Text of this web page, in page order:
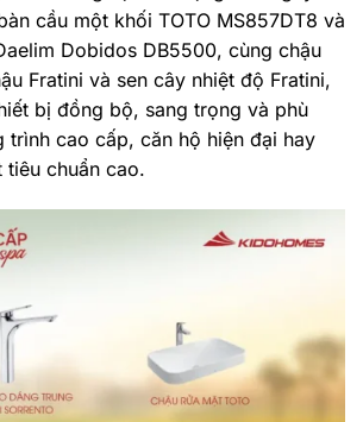
cầu một khối TOTO MS857DT8 và
Dobidos DB5500, cùng chậu
Fratini và sen cây nhiệt độ Fratini,
bị đồng bộ, sang trọng và phù
trình cao cấp, căn hộ hiện đại hay
tiêu chuẩn cao.